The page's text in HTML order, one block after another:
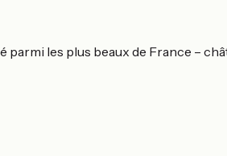
parmi les plus beaux de France –